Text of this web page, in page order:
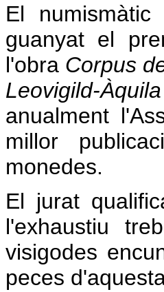
El
guanyat el
l'obra Corpus
Leovigild-
anualment
millor
monedes.
El jurat
l'exhaustiu
visigodes
peces